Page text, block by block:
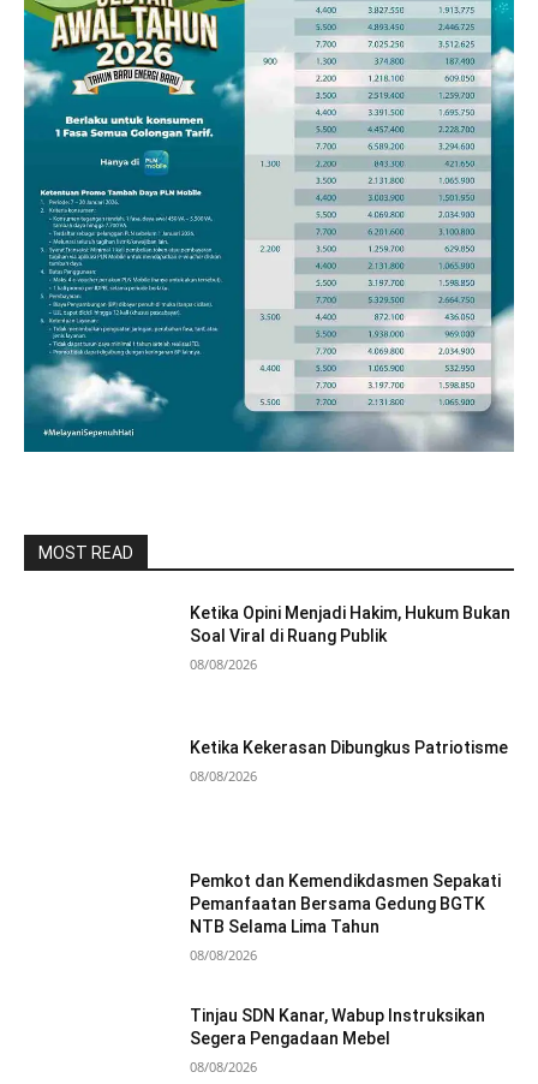
MOST READ
Ketika Opini Menjadi Hakim, Hukum Bukan
Soal Viral di Ruang Publik
08/08/2026
Ketika Kekerasan Dibungkus Patriotisme
08/08/2026
Pemkot dan Kemendikdasmen Sepakati
Pemanfaatan Bersama Gedung BGTK
NTB Selama Lima Tahun
08/08/2026
Tinjau SDN Kanar, Wabup Instruksikan
Segera Pengadaan Mebel
08/08/2026